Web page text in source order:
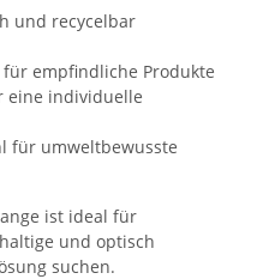
und recycelbar
für empfindliche Produkte
eine individuelle
für umweltbewusste
ist ideal für
und optisch
suchen.